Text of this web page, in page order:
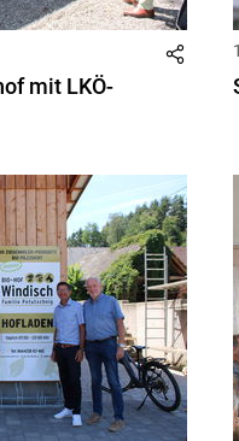
mit LKÖ-